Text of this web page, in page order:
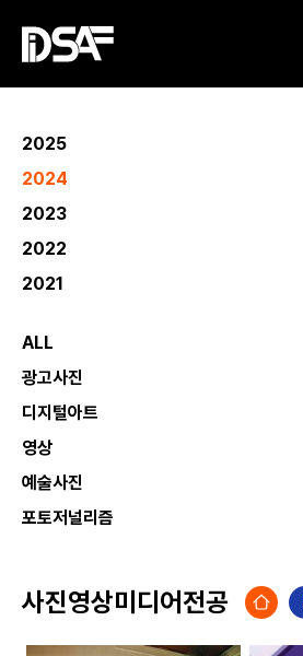
2025
2024
2023
2022
2021
ALL
광고사진
디지털아트
영상
예술사진
포토저널리즘
사진영상미디어전공